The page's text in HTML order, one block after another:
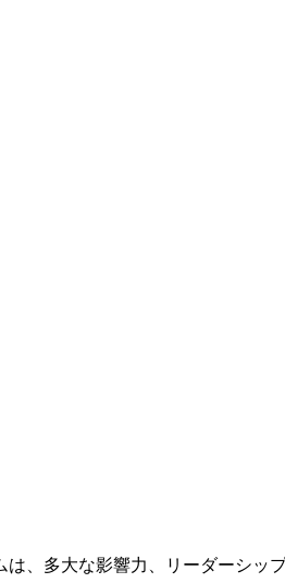
、多大な影響力、リーダーシッ